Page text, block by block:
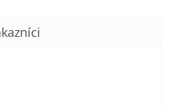
je 5 z 5 hviezdičiek.